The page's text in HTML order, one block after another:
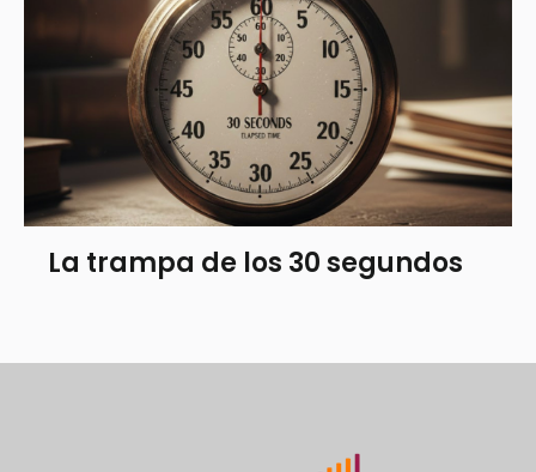
La trampa de los 30 segundos